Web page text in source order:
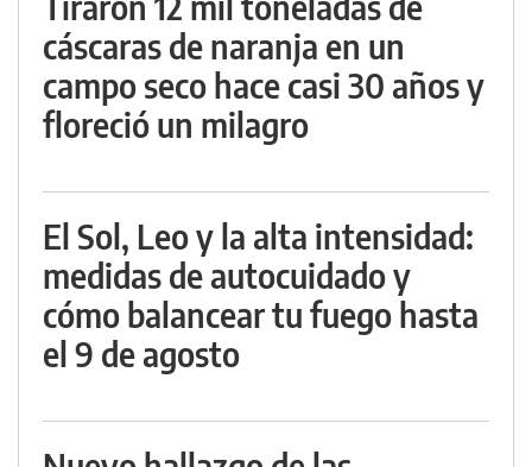
cáscaras de naranja en un
campo seco hace casi 30 años y
floreció un milagro
El Sol, Leo y la alta intensidad:
medidas de autocuidado y
cómo balancear tu fuego hasta
el 9 de agosto